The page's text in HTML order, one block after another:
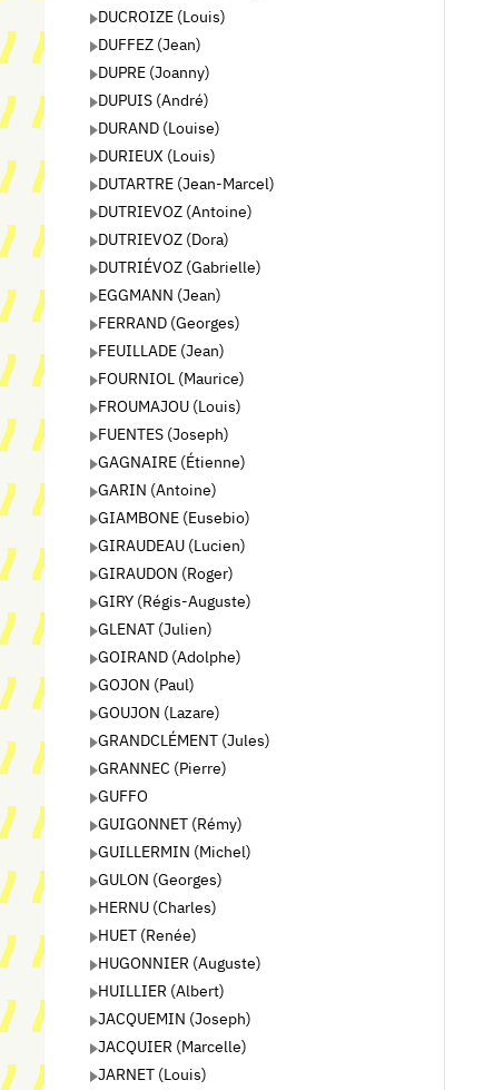
DUCROIZE (Louis)
DUFFEZ (Jean)
DUPRE (Joanny)
DUPUIS (André)
DURAND (Louise)
DURIEUX (Louis)
DUTARTRE (Jean-Marcel)
DUTRIEVOZ (Antoine)
DUTRIEVOZ (Dora)
DUTRIÉVOZ (Gabrielle)
EGGMANN (Jean)
FERRAND (Georges)
FEUILLADE (Jean)
FOURNIOL (Maurice)
FROUMAJOU (Louis)
FUENTES (Joseph)
GAGNAIRE (Étienne)
GARIN (Antoine)
GIAMBONE (Eusebio)
GIRAUDEAU (Lucien)
GIRAUDON (Roger)
GIRY (Régis-Auguste)
GLENAT (Julien)
GOIRAND (Adolphe)
GOJON (Paul)
GOUJON (Lazare)
GRANDCLÉMENT (Jules)
GRANNEC (Pierre)
GUFFO
GUIGONNET (Rémy)
GUILLERMIN (Michel)
GULON (Georges)
HERNU (Charles)
HUET (Renée)
HUGONNIER (Auguste)
HUILLIER (Albert)
JACQUEMIN (Joseph)
JACQUIER (Marcelle)
JARNET (Louis)